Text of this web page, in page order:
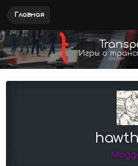
Главная
Игры о